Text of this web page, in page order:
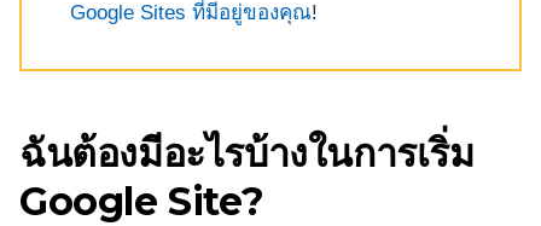
Google Sites ที่มีอยู่ของคุณ!
ฉันต้องมีอะไรบ้างในการเริ่ม
Google Site?